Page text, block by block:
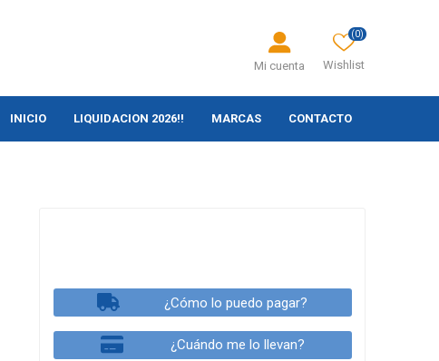
Mi cuenta Wishlist
(0)
INICIO LIQUIDACION 2026!! MARCAS CONTACTO
¿Cómo lo puedo pagar?
¿Cuándo me lo llevan?